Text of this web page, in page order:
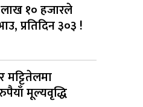
१० हजारले
प्रतिदिन ३०३ !
मट्टितेलमा
मूल्यवृद्धि